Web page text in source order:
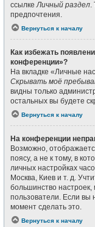
ссылкеЛичный раздел.
предпочтения.
Вернуться к началу
Как избежать
конференции»?
На вкладке «Личные
Скрывать моё
видны только
остальных вы будете
Вернуться к началу
На конференции
Возможно,
поясу, а не к тому, в
личных настройках
Москва, Киев и т. д.
большинство настроек,
пользователи. Если вы
момент сделать это.
Вернуться к началу